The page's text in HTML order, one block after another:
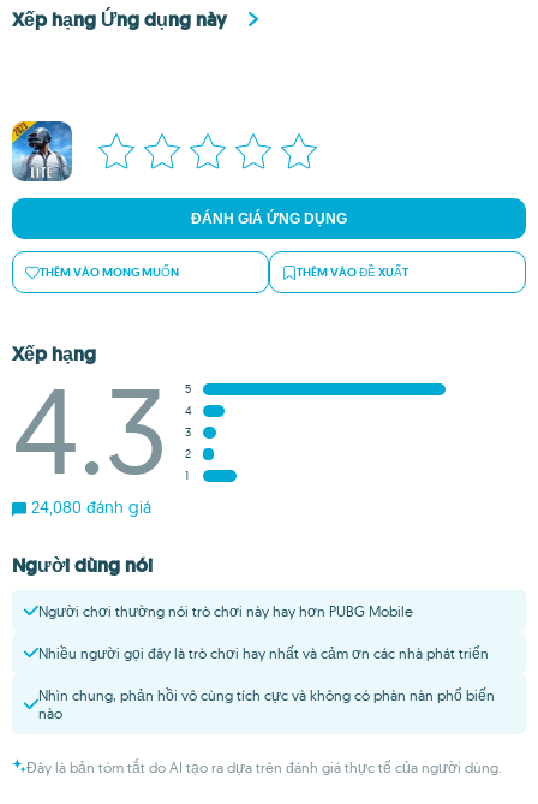
Xếp hạng Ứng dụng này
ĐÁNH GIÁ ỨNG DỤNG
THÊM VÀO MONG MUỐN THÊM VÀO ĐỀ XUẤT
Xếp hạng
4.3
5
4
3
2
1
24,080 đánh giá
Người dùng nói
Người chơi thường nói trò chơi này hay hơn PUBG Mobile
Nhiều người gọi đây là trò chơi hay nhất và cảm ơn các nhà phát triển
Nhìn chung, phản hồi vô cùng tích cực và không có phàn nàn phổ biến
nào
Đây là bản tóm tắt do AI tạo ra dựa trên đánh giá thực tế của người dùng.